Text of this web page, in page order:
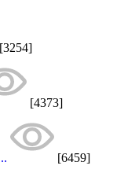
[3254]
[4373]
[6459]